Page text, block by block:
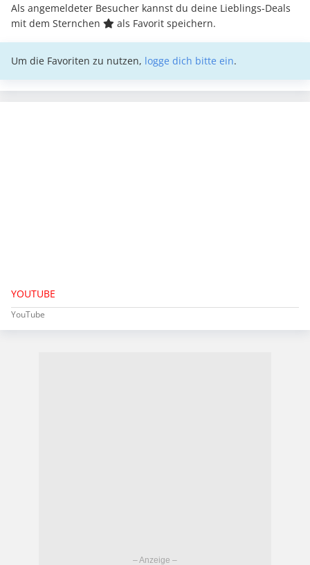
Als angemeldeter Besucher kannst du deine Lieblings-Deals
mit dem Sternchen
als Favorit speichern.
Um die Favoriten zu nutzen, logge dich bitte ein.
YOUTUBE
YouTube